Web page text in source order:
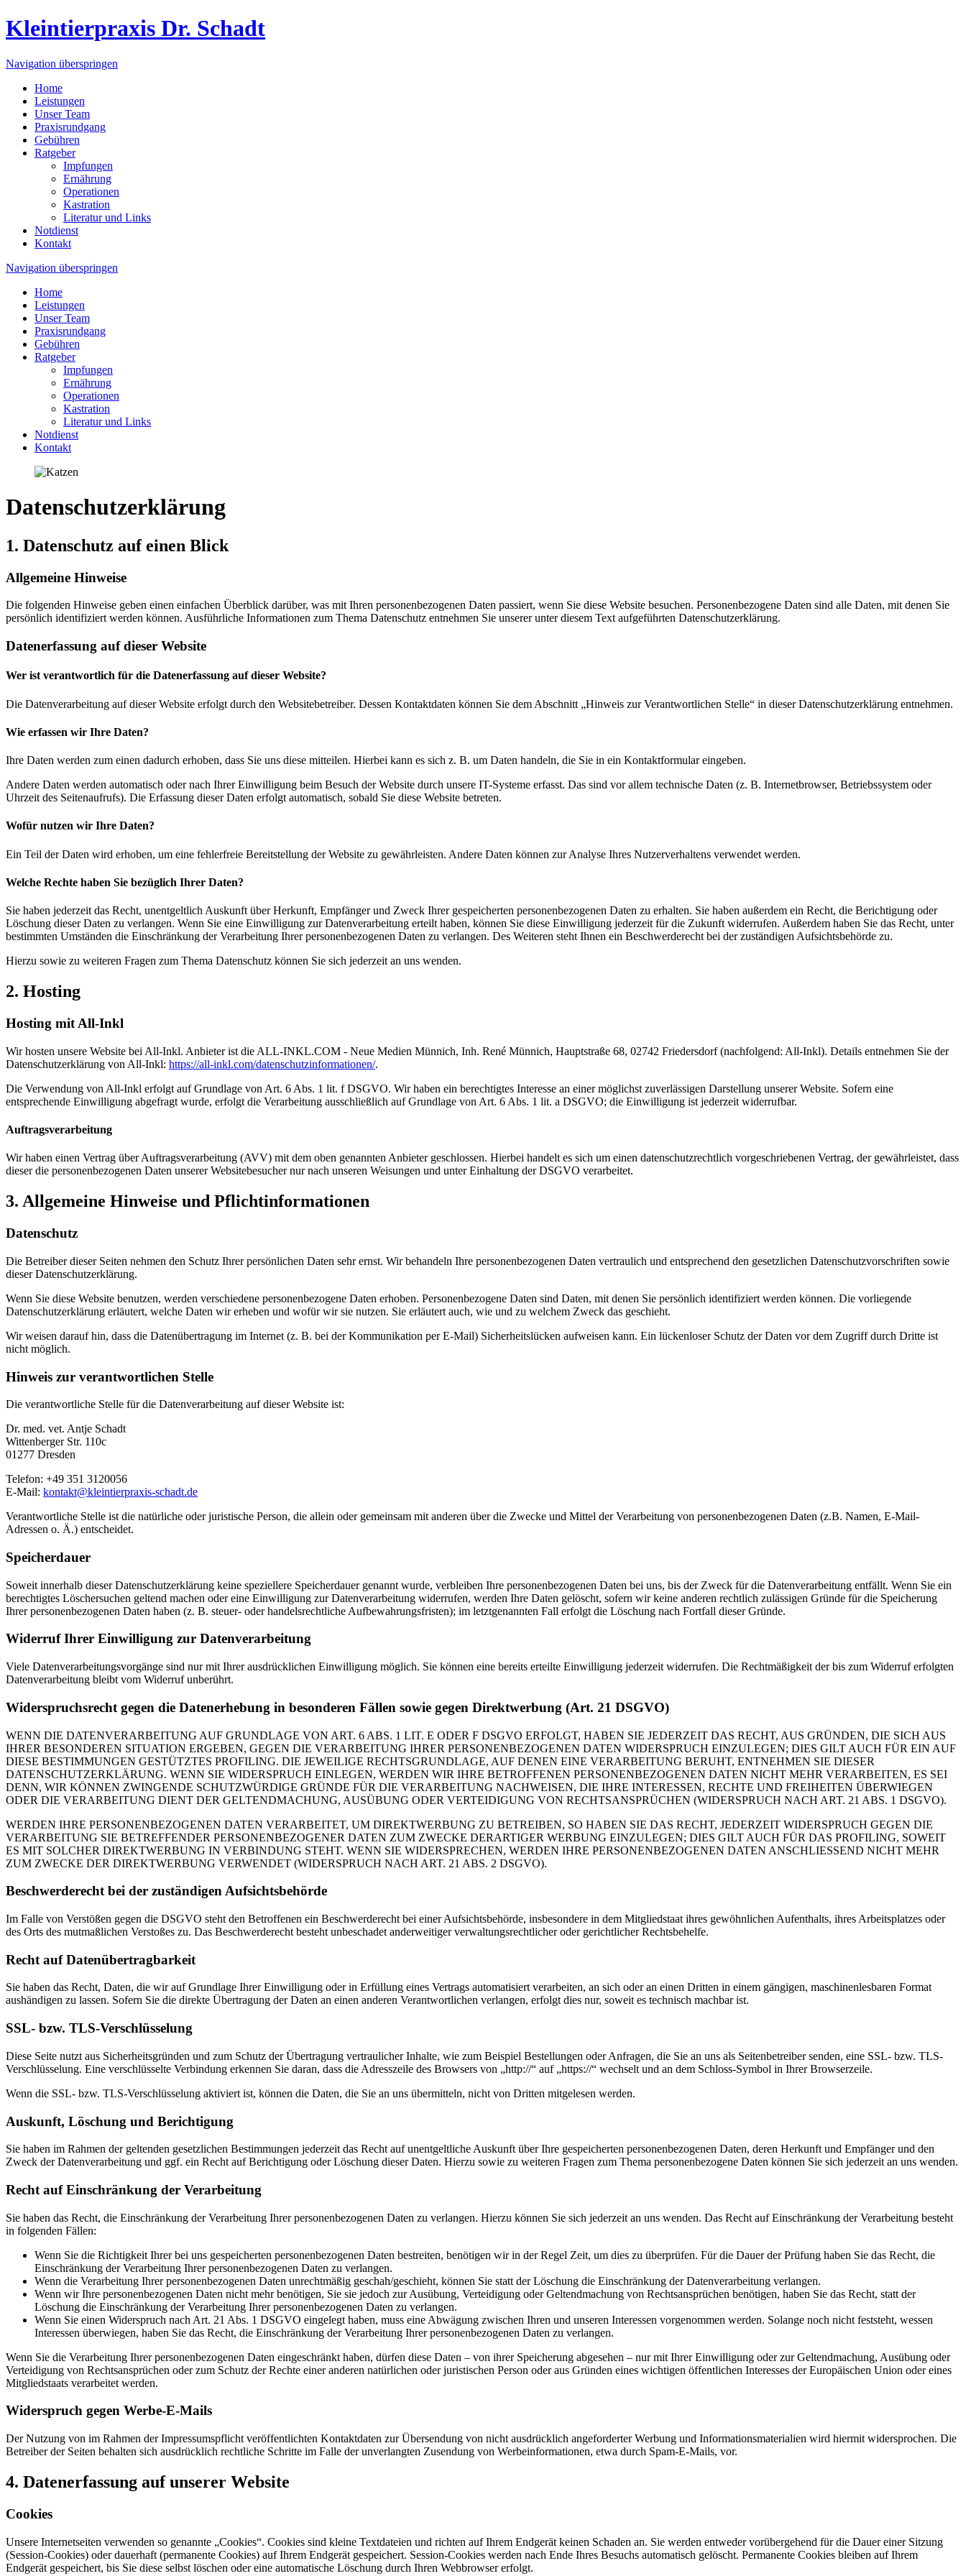
Kleintierpraxis Dr. Schadt
Navigation überspringen
Home
Leistungen
Unser Team
Praxisrundgang
Gebühren
Ratgeber
Impfungen
Ernährung
Operationen
Kastration
Literatur und Links
Notdienst
Kontakt
Navigation überspringen
Home
Leistungen
Unser Team
Praxisrundgang
Gebühren
Ratgeber
Impfungen
Ernährung
Operationen
Kastration
Literatur und Links
Notdienst
Kontakt
Datenschutzerklärung
1. Datenschutz auf einen Blick
Allgemeine Hinweise
Die folgenden Hinweise geben einen einfachen Überblick darüber, was mit Ihren personenbezogenen Daten passiert, wenn Sie diese Website besuchen. Personenbezogene Daten sind alle Daten, mit denen Sie
persönlich identifiziert werden können. Ausführliche Informationen zum Thema Datenschutz entnehmen Sie unserer unter diesem Text aufgeführten Datenschutzerklärung.
Datenerfassung auf dieser Website
Wer ist verantwortlich für die Datenerfassung auf dieser Website?
Die Datenverarbeitung auf dieser Website erfolgt durch den Websitebetreiber. Dessen Kontaktdaten können Sie dem Abschnitt „Hinweis zur Verantwortlichen Stelle“ in dieser Datenschutzerklärung entnehmen.
Wie erfassen wir Ihre Daten?
Ihre Daten werden zum einen dadurch erhoben, dass Sie uns diese mitteilen. Hierbei kann es sich z. B. um Daten handeln, die Sie in ein Kontaktformular eingeben.
Andere Daten werden automatisch oder nach Ihrer Einwilligung beim Besuch der Website durch unsere IT-Systeme erfasst. Das sind vor allem technische Daten (z. B. Internetbrowser, Betriebssystem oder
Uhrzeit des Seitenaufrufs). Die Erfassung dieser Daten erfolgt automatisch, sobald Sie diese Website betreten.
Wofür nutzen wir Ihre Daten?
Ein Teil der Daten wird erhoben, um eine fehlerfreie Bereitstellung der Website zu gewährleisten. Andere Daten können zur Analyse Ihres Nutzerverhaltens verwendet werden.
Welche Rechte haben Sie bezüglich Ihrer Daten?
Sie haben jederzeit das Recht, unentgeltlich Auskunft über Herkunft, Empfänger und Zweck Ihrer gespeicherten personenbezogenen Daten zu erhalten. Sie haben außerdem ein Recht, die Berichtigung oder
Löschung dieser Daten zu verlangen. Wenn Sie eine Einwilligung zur Datenverarbeitung erteilt haben, können Sie diese Einwilligung jederzeit für die Zukunft widerrufen. Außerdem haben Sie das Recht, unter
bestimmten Umständen die Einschränkung der Verarbeitung Ihrer personenbezogenen Daten zu verlangen. Des Weiteren steht Ihnen ein Beschwerderecht bei der zuständigen Aufsichtsbehörde zu.
Hierzu sowie zu weiteren Fragen zum Thema Datenschutz können Sie sich jederzeit an uns wenden.
2. Hosting
Hosting mit All-Inkl
Wir hosten unsere Website bei All-Inkl. Anbieter ist die ALL-INKL.COM - Neue Medien Münnich, Inh. René Münnich, Hauptstraße 68, 02742 Friedersdorf (nachfolgend: All-Inkl). Details entnehmen Sie der
Datenschutzerklärung von All-Inkl: https://all-inkl.com/datenschutzinformationen/.
Die Verwendung von All-Inkl erfolgt auf Grundlage von Art. 6 Abs. 1 lit. f DSGVO. Wir haben ein berechtigtes Interesse an einer möglichst zuverlässigen Darstellung unserer Website. Sofern eine
entsprechende Einwilligung abgefragt wurde, erfolgt die Verarbeitung ausschließlich auf Grundlage von Art. 6 Abs. 1 lit. a DSGVO; die Einwilligung ist jederzeit widerrufbar.
Auftragsverarbeitung
Wir haben einen Vertrag über Auftragsverarbeitung (AVV) mit dem oben genannten Anbieter geschlossen. Hierbei handelt es sich um einen datenschutzrechtlich vorgeschriebenen Vertrag, der gewährleistet, dass
dieser die personenbezogenen Daten unserer Websitebesucher nur nach unseren Weisungen und unter Einhaltung der DSGVO verarbeitet.
3. Allgemeine Hinweise und Pflichtinformationen
Datenschutz
Die Betreiber dieser Seiten nehmen den Schutz Ihrer persönlichen Daten sehr ernst. Wir behandeln Ihre personenbezogenen Daten vertraulich und entsprechend den gesetzlichen Datenschutzvorschriften sowie
dieser Datenschutzerklärung.
Wenn Sie diese Website benutzen, werden verschiedene personenbezogene Daten erhoben. Personenbezogene Daten sind Daten, mit denen Sie persönlich identifiziert werden können. Die vorliegende
Datenschutzerklärung erläutert, welche Daten wir erheben und wofür wir sie nutzen. Sie erläutert auch, wie und zu welchem Zweck das geschieht.
Wir weisen darauf hin, dass die Datenübertragung im Internet (z. B. bei der Kommunikation per E-Mail) Sicherheitslücken aufweisen kann. Ein lückenloser Schutz der Daten vor dem Zugriff durch Dritte ist
nicht möglich.
Hinweis zur verantwortlichen Stelle
Die verantwortliche Stelle für die Datenverarbeitung auf dieser Website ist:
Dr. med. vet. Antje Schadt
Wittenberger Str. 110c
01277 Dresden
Telefon: +49 351 3120056
E-Mail: kontakt@kleintierpraxis-schadt.de
Verantwortliche Stelle ist die natürliche oder juristische Person, die allein oder gemeinsam mit anderen über die Zwecke und Mittel der Verarbeitung von personenbezogenen Daten (z.B. Namen, E-Mail-
Adressen o. Ä.) entscheidet.
Speicherdauer
Soweit innerhalb dieser Datenschutzerklärung keine speziellere Speicherdauer genannt wurde, verbleiben Ihre personenbezogenen Daten bei uns, bis der Zweck für die Datenverarbeitung entfällt. Wenn Sie ein
berechtigtes Löschersuchen geltend machen oder eine Einwilligung zur Datenverarbeitung widerrufen, werden Ihre Daten gelöscht, sofern wir keine anderen rechtlich zulässigen Gründe für die Speicherung
Ihrer personenbezogenen Daten haben (z. B. steuer- oder handelsrechtliche Aufbewahrungsfristen); im letztgenannten Fall erfolgt die Löschung nach Fortfall dieser Gründe.
Widerruf Ihrer Einwilligung zur Datenverarbeitung
Viele Datenverarbeitungsvorgänge sind nur mit Ihrer ausdrücklichen Einwilligung möglich. Sie können eine bereits erteilte Einwilligung jederzeit widerrufen. Die Rechtmäßigkeit der bis zum Widerruf erfolgten
Datenverarbeitung bleibt vom Widerruf unberührt.
Widerspruchsrecht gegen die Datenerhebung in besonderen Fällen sowie gegen Direktwerbung (Art. 21 DSGVO)
WENN DIE DATENVERARBEITUNG AUF GRUNDLAGE VON ART. 6 ABS. 1 LIT. E ODER F DSGVO ERFOLGT, HABEN SIE JEDERZEIT DAS RECHT, AUS GRÜNDEN, DIE SICH AUS
IHRER BESONDEREN SITUATION ERGEBEN, GEGEN DIE VERARBEITUNG IHRER PERSONENBEZOGENEN DATEN WIDERSPRUCH EINZULEGEN; DIES GILT AUCH FÜR EIN AUF
DIESE BESTIMMUNGEN GESTÜTZTES PROFILING. DIE JEWEILIGE RECHTSGRUNDLAGE, AUF DENEN EINE VERARBEITUNG BERUHT, ENTNEHMEN SIE DIESER
DATENSCHUTZERKLÄRUNG. WENN SIE WIDERSPRUCH EINLEGEN, WERDEN WIR IHRE BETROFFENEN PERSONENBEZOGENEN DATEN NICHT MEHR VERARBEITEN, ES SEI
DENN, WIR KÖNNEN ZWINGENDE SCHUTZWÜRDIGE GRÜNDE FÜR DIE VERARBEITUNG NACHWEISEN, DIE IHRE INTERESSEN, RECHTE UND FREIHEITEN ÜBERWIEGEN
ODER DIE VERARBEITUNG DIENT DER GELTENDMACHUNG, AUSÜBUNG ODER VERTEIDIGUNG VON RECHTSANSPRÜCHEN (WIDERSPRUCH NACH ART. 21 ABS. 1 DSGVO).
WERDEN IHRE PERSONENBEZOGENEN DATEN VERARBEITET, UM DIREKTWERBUNG ZU BETREIBEN, SO HABEN SIE DAS RECHT, JEDERZEIT WIDERSPRUCH GEGEN DIE
VERARBEITUNG SIE BETREFFENDER PERSONENBEZOGENER DATEN ZUM ZWECKE DERARTIGER WERBUNG EINZULEGEN; DIES GILT AUCH FÜR DAS PROFILING, SOWEIT
ES MIT SOLCHER DIREKTWERBUNG IN VERBINDUNG STEHT. WENN SIE WIDERSPRECHEN, WERDEN IHRE PERSONENBEZOGENEN DATEN ANSCHLIESSEND NICHT MEHR
ZUM ZWECKE DER DIREKTWERBUNG VERWENDET (WIDERSPRUCH NACH ART. 21 ABS. 2 DSGVO).
Beschwerde­recht bei der zuständigen Aufsichts­behörde
Im Falle von Verstößen gegen die DSGVO steht den Betroffenen ein Beschwerderecht bei einer Aufsichtsbehörde, insbesondere in dem Mitgliedstaat ihres gewöhnlichen Aufenthalts, ihres Arbeitsplatzes oder
des Orts des mutmaßlichen Verstoßes zu. Das Beschwerderecht besteht unbeschadet anderweitiger verwaltungsrechtlicher oder gerichtlicher Rechtsbehelfe.
Recht auf Daten­übertrag­barkeit
Sie haben das Recht, Daten, die wir auf Grundlage Ihrer Einwilligung oder in Erfüllung eines Vertrags automatisiert verarbeiten, an sich oder an einen Dritten in einem gängigen, maschinenlesbaren Format
aushändigen zu lassen. Sofern Sie die direkte Übertragung der Daten an einen anderen Verantwortlichen verlangen, erfolgt dies nur, soweit es technisch machbar ist.
SSL- bzw. TLS-Verschlüsselung
Diese Seite nutzt aus Sicherheitsgründen und zum Schutz der Übertragung vertraulicher Inhalte, wie zum Beispiel Bestellungen oder Anfragen, die Sie an uns als Seitenbetreiber senden, eine SSL- bzw. TLS-
Verschlüsselung. Eine verschlüsselte Verbindung erkennen Sie daran, dass die Adresszeile des Browsers von „http://“ auf „https://“ wechselt und an dem Schloss-Symbol in Ihrer Browserzeile.
Wenn die SSL- bzw. TLS-Verschlüsselung aktiviert ist, können die Daten, die Sie an uns übermitteln, nicht von Dritten mitgelesen werden.
Auskunft, Löschung und Berichtigung
Sie haben im Rahmen der geltenden gesetzlichen Bestimmungen jederzeit das Recht auf unentgeltliche Auskunft über Ihre gespeicherten personenbezogenen Daten, deren Herkunft und Empfänger und den
Zweck der Datenverarbeitung und ggf. ein Recht auf Berichtigung oder Löschung dieser Daten. Hierzu sowie zu weiteren Fragen zum Thema personenbezogene Daten können Sie sich jederzeit an uns wenden.
Recht auf Einschränkung der Verarbeitung
Sie haben das Recht, die Einschränkung der Verarbeitung Ihrer personenbezogenen Daten zu verlangen. Hierzu können Sie sich jederzeit an uns wenden. Das Recht auf Einschränkung der Verarbeitung besteht
in folgenden Fällen:
Wenn Sie die Richtigkeit Ihrer bei uns gespeicherten personenbezogenen Daten bestreiten, benötigen wir in der Regel Zeit, um dies zu überprüfen. Für die Dauer der Prüfung haben Sie das Recht, die
Einschränkung der Verarbeitung Ihrer personenbezogenen Daten zu verlangen.
Wenn die Verarbeitung Ihrer personenbezogenen Daten unrechtmäßig geschah/geschieht, können Sie statt der Löschung die Einschränkung der Datenverarbeitung verlangen.
Wenn wir Ihre personenbezogenen Daten nicht mehr benötigen, Sie sie jedoch zur Ausübung, Verteidigung oder Geltendmachung von Rechtsansprüchen benötigen, haben Sie das Recht, statt der
Löschung die Einschränkung der Verarbeitung Ihrer personenbezogenen Daten zu verlangen.
Wenn Sie einen Widerspruch nach Art. 21 Abs. 1 DSGVO eingelegt haben, muss eine Abwägung zwischen Ihren und unseren Interessen vorgenommen werden. Solange noch nicht feststeht, wessen
Interessen überwiegen, haben Sie das Recht, die Einschränkung der Verarbeitung Ihrer personenbezogenen Daten zu verlangen.
Wenn Sie die Verarbeitung Ihrer personenbezogenen Daten eingeschränkt haben, dürfen diese Daten – von ihrer Speicherung abgesehen – nur mit Ihrer Einwilligung oder zur Geltendmachung, Ausübung oder
Verteidigung von Rechtsansprüchen oder zum Schutz der Rechte einer anderen natürlichen oder juristischen Person oder aus Gründen eines wichtigen öffentlichen Interesses der Europäischen Union oder eines
Mitgliedstaats verarbeitet werden.
Widerspruch gegen Werbe-E-Mails
Der Nutzung von im Rahmen der Impressumspflicht veröffentlichten Kontaktdaten zur Übersendung von nicht ausdrücklich angeforderter Werbung und Informationsmaterialien wird hiermit widersprochen. Die
Betreiber der Seiten behalten sich ausdrücklich rechtliche Schritte im Falle der unverlangten Zusendung von Werbeinformationen, etwa durch Spam-E-Mails, vor.
4. Datenerfassung auf unserer Website
Cookies
Unsere Internetseiten verwenden so genannte „Cookies“. Cookies sind kleine Textdateien und richten auf Ihrem Endgerät keinen Schaden an. Sie werden entweder vorübergehend für die Dauer einer Sitzung
(Session-Cookies) oder dauerhaft (permanente Cookies) auf Ihrem Endgerät gespeichert. Session-Cookies werden nach Ende Ihres Besuchs automatisch gelöscht. Permanente Cookies bleiben auf Ihrem
Endgerät gespeichert, bis Sie diese selbst löschen oder eine automatische Löschung durch Ihren Webbrowser erfolgt.